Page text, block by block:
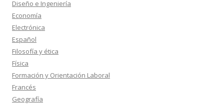
Diseño e Ingeniería
Economía
Electrónica
Español
Filosofía y ética
Física
Formación y Orientación Laboral
Francés
Geografía